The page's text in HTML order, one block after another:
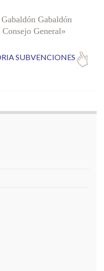
Gabaldón
General»
SUBVENCIONES